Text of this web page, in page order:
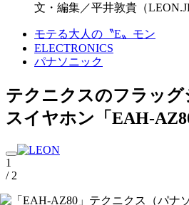
文・編集／平井敦貴（
モテる大人の〝E〟モン
ELECTRONICS
パナソニック
テクニクスのフラッ
スイヤホン「EAH-
1
/ 2